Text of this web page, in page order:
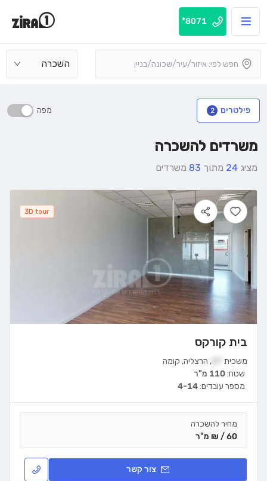
8071*
השכרה
פילטרים 2 מפה
משרדים להשכרה
מציג 24 מתוך 83 משרדים
3D tour
בית קורקס
משכית , הרצליה, קומה
שטח:110 מ"ר
מספר עובדים:4-14
מחיר להשכרה
60 / ₪ מ"ר
צור קשר